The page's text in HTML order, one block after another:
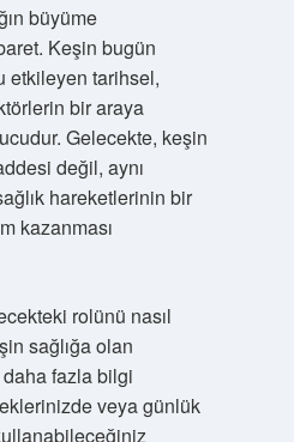
büyüme
Keşin bugün
etkileyen tarihsel,
bir araya
Gelecekte, keşin
değil, aynı
hareketlerinin bir
kazanması
rolünü nasıl
sağlığa olan
daha fazla bilgi
veya günlük